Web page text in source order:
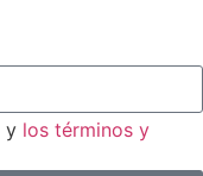
y los términos y